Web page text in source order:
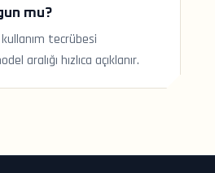
mu?
tecrübesi
aralığı hızlıca açıklanır.